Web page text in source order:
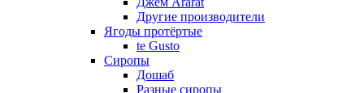
Другие производители
Ягоды протёртые
te Gusto
Сиропы
Дошаб
Разные сиропы